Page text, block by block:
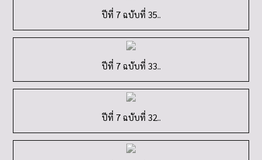
ปีที่ 7 ฉบับที่ 32..
ปีที่ 7 ฉบับที่ 31..
ปีที่ 7 ฉบับที่ 30..